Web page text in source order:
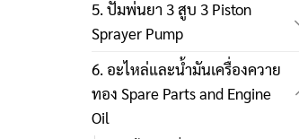
5. ปั๊มพ่นยา 3 สูบ 3 Piston
Sprayer Pump
6. อะไหล่และน้ำมันเครื่องควาย
ทอง Spare Parts and Engine
Oil